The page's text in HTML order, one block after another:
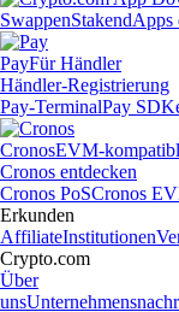
SwappenStakendApps
PayFür Händler
Händler-Registrierung
Pay-TerminalPay SDK
CronosEVM-
Cronos entdecken
Cronos PoSCronos
Erkunden
AffiliateInstitutionen
Crypto.com
Über
uns